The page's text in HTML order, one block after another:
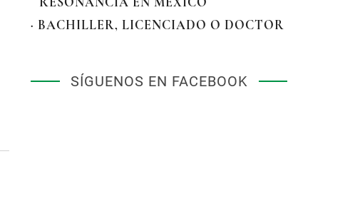
· BACHILLER, LICENCIADO O DOCTOR
SÍGUENOS EN FACEBOOK